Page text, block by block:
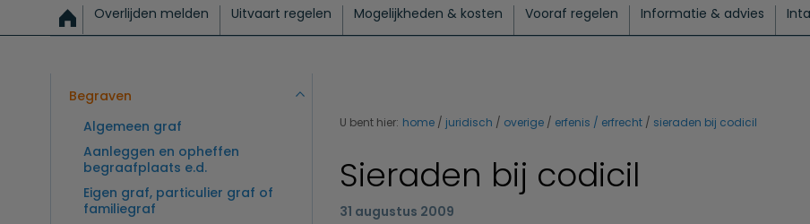
Overlijden melden Uitvaart regelen Mogelijkheden & kosten
Exclusieve uitvaart Begrafenis Basis
Vooraf regelen Informatie & advies
Begraven
Algemeen graf
Aanleggen en opheffen
begraafplaats e.d.
Eigen graf, particulier graf of
familiegraf
U bent hier: home juridisch overige erfenis / erfrecht sieraden bij codicil
Sieraden bij codicil
31 augustus 2009